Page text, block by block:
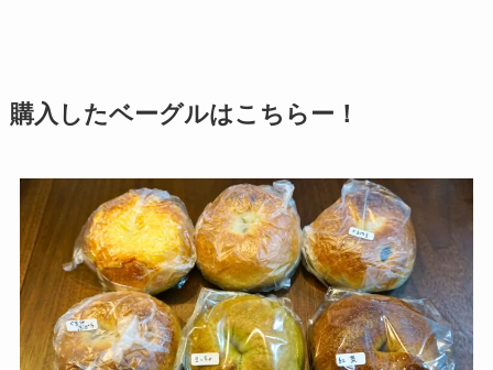
購入したベーグルはこちらー！